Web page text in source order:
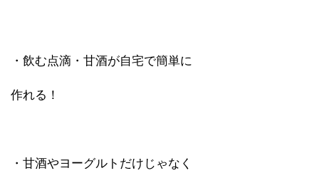
・飲む点滴・甘酒が自宅で簡単に
作れる！
・甘酒やヨーグルトだけじゃなく